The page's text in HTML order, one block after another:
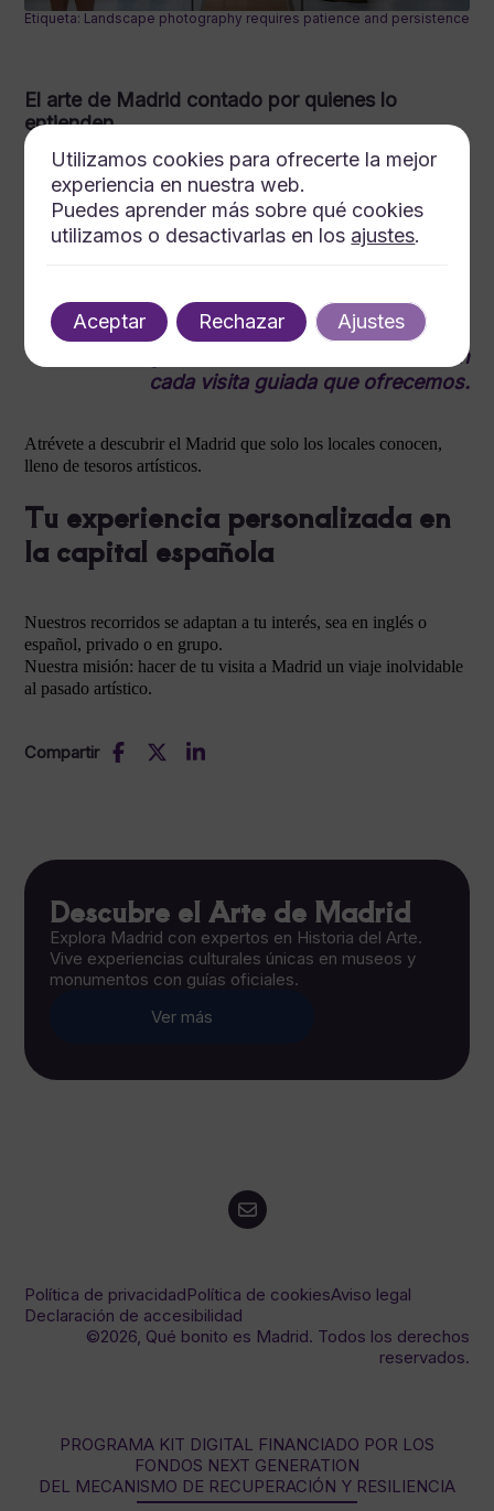
Etiqueta: Landscape photography requires patience and persistence
El arte de Madrid contado por quienes lo
entienden
Cada visita revela historias ocultas, descubriendo el alma
artística de la ciudad.
Junto a guías titulados, la cultura madrileña cobra vida en cada
recorrido.
La historia y el arte de Madrid se fusionan en
cada visita guiada que ofrecemos.
Atrévete a descubrir el Madrid que solo los locales conocen,
lleno de tesoros artísticos.
Tu experiencia personalizada en
la capital española
Nuestros recorridos se adaptan a tu interés, sea en inglés o
español, privado o en grupo.
Nuestra misión: hacer de tu visita a Madrid un viaje inolvidable
al pasado artístico.
Compartir
Descubre el Arte de Madrid
Explora Madrid con expertos en Historia del Arte.
Vive experiencias culturales únicas en museos y
monumentos con guías oficiales.
Ver más
Política de privacidadPolítica de cookiesAviso legal
Declaración de accesibilidad
©2026, Qué bonito es Madrid. Todos los derechos
reservados.
PROGRAMA KIT DIGITAL FINANCIADO POR LOS
FONDOS NEXT GENERATION
DEL MECANISMO DE RECUPERACIÓN Y RESILIENCIA
Utilizamos cookies para ofrecerte la mejor
experiencia en nuestra web.
Puedes aprender más sobre qué cookies
utilizamos o desactivarlas en los ajustes.
Aceptar Rechazar Ajustes